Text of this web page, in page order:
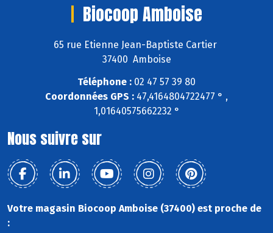
Biocoop Amboise
65 rue Etienne Jean-Baptiste Cartier
37400 Amboise
Téléphone : 02 47 57 39 80
Coordonnées GPS : 47,4164804722477 ° ,
1,01640575662232 °
Nous suivre sur
Votre magasin Biocoop Amboise (37400) est proche de
: